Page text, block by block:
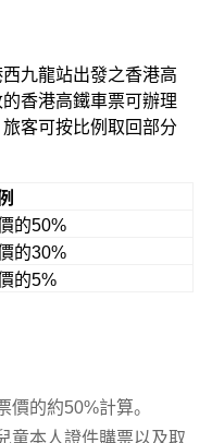
九龍站出發之香港高
香港高鐵車票可辦理
客可按比例取回部分
的50%
的30%
的5%
價的約50%計算。
童本人證件購票以及取